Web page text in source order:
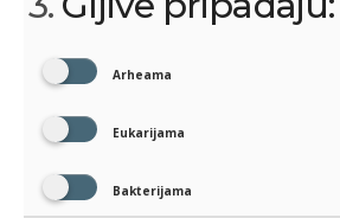
Arheama
Eukarijama
Bakterijama